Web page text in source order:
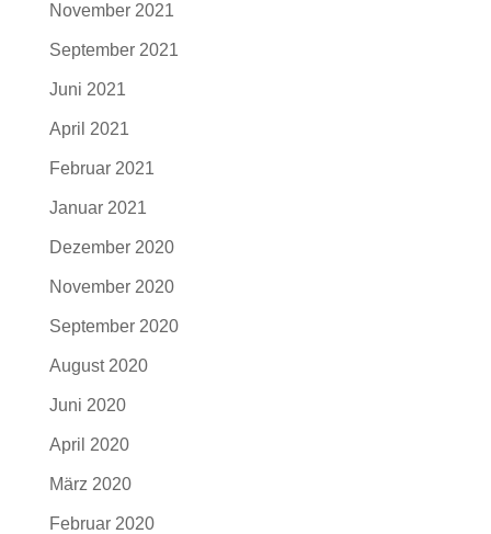
November 2021
September 2021
Juni 2021
April 2021
Februar 2021
Januar 2021
Dezember 2020
November 2020
September 2020
August 2020
Juni 2020
April 2020
März 2020
Februar 2020